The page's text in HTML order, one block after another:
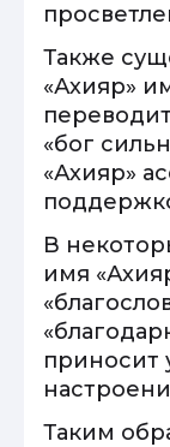
Также
«Ахияр»
«бог
«Ахияр»
В
имя
приносит
Таким